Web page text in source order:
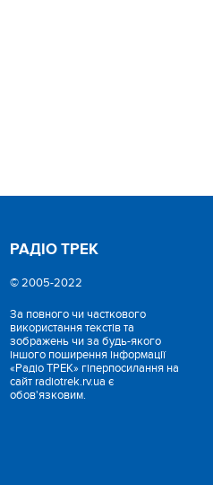
РАДІО ТРЕК
© 2005-2022
За повного чи часткового
використання текстів та
зображень чи за будь-якого
іншого поширення інформації
«Радіо ТРЕК» гіперпосилання на
сайт radiotrek.rv.ua є
обов'язковим.